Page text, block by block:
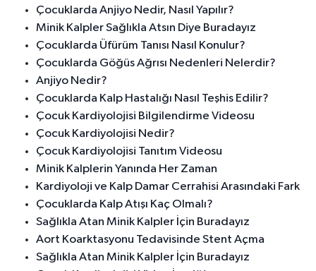
Çocuklarda Anjiyo Nedir, Nasıl Yapılır?
Minik Kalpler Sağlıkla Atsın Diye Buradayız
Çocuklarda Üfürüm Tanısı Nasıl Konulur?
Çocuklarda Göğüs Ağrısı Nedenleri Nelerdir?
Anjiyo Nedir?
Çocuklarda Kalp Hastalığı Nasıl Teşhis Edilir?
Çocuk Kardiyolojisi Bilgilendirme Videosu
Çocuk Kardiyolojisi Nedir?
Çocuk Kardiyolojisi Tanıtım Videosu
Minik Kalplerin Yanında Her Zaman
Kardiyoloji ve Kalp Damar Cerrahisi Arasındaki Fark
Çocuklarda Kalp Atışı Kaç Olmalı?
Sağlıkla Atan Minik Kalpler İçin Buradayız
Aort Koarktasyonu Tedavisinde Stent Açma
Sağlıkla Atan Minik Kalpler İçin Buradayız